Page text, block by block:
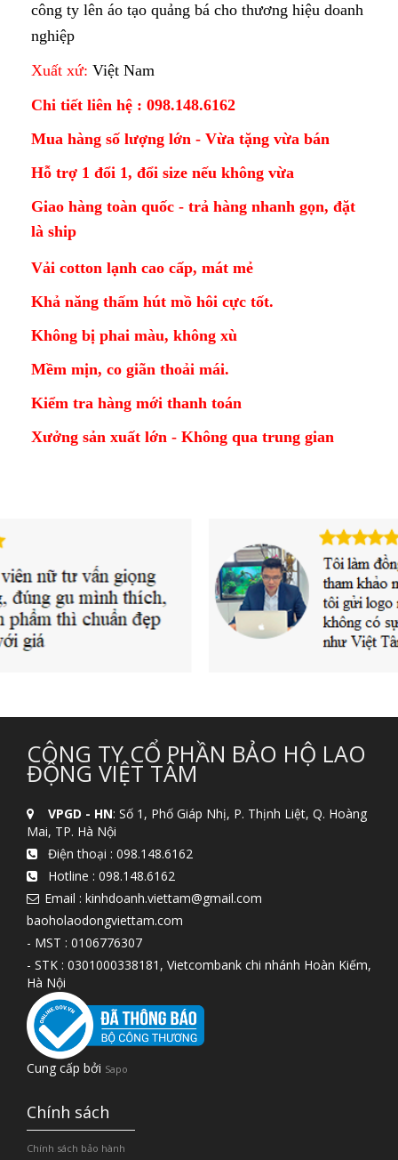
công ty lên áo tạo quảng bá cho thương hiệu doanh
nghiệp
Xuất xứ: Việt Nam
Chi tiết liên hệ : 098.148.6162
Mua hàng số lượng lớn - Vừa tặng vừa bán
Hỗ trợ 1 đổi 1, đổi size nếu không vừa
Giao hàng toàn quốc - trả hàng nhanh gọn, đặt
là ship
Vải cotton lạnh cao cấp, mát mẻ
Khả năng thấm hút mồ hôi cực tốt.
Không bị phai màu, không xù
Mềm mịn, co giãn thoải mái.
Kiểm tra hàng mới thanh toán
Xưởng sản xuất lớn - Không qua trung gian
CÔNG TY CỔ PHẦN BẢO HỘ LAO
ĐỘNG VIỆT TÂM
VPGD - HN: Số 1, Phố Giáp Nhị, P. Thịnh Liệt, Q. Hoàng
Mai, TP. Hà Nội
Điện thoại : 098.148.6162
Hotline : 098.148.6162
Email : kinhdoanh.viettam@gmail.com
baoholaodongviettam.com
- MST : 0106776307
- STK : 0301000338181, Vietcombank chi nhánh Hoàn Kiếm,
Hà Nội
Cung cấp bởi Sapo
Chính sách
Chính sách bảo hành